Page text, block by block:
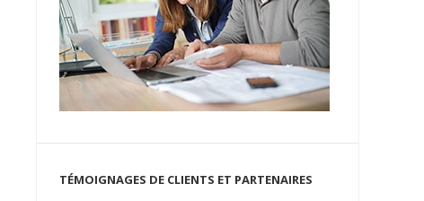
TÉMOIGNAGES DE CLIENTS ET PARTENAIRES